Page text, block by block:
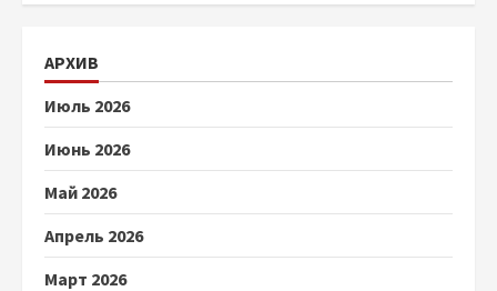
АРХИВ
Июль 2026
Июнь 2026
Май 2026
Апрель 2026
Март 2026